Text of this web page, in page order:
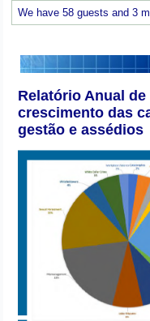
We have 58 guests and 3
Relatório Anual
crescimento das
gestão e assédios